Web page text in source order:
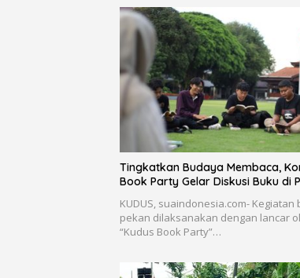
Tingkatkan Budaya Membaca,
Book Party Gelar Diskusi Buku di
KUDUS, suaindonesia.com-
pekan dilaksanakan dengan lancar
“Kudus Book Party”…